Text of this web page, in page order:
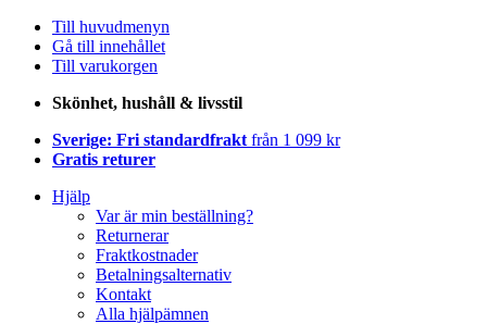
Till huvudmenyn
Gå till innehållet
Till varukorgen
Skönhet, hushåll & livsstil
Sverige: Fri standardfrakt från 1 099 kr
Gratis returer
Hjälp
Var är min beställning?
Returnerar
Fraktkostnader
Betalningsalternativ
Kontakt
Alla hjälpämnen